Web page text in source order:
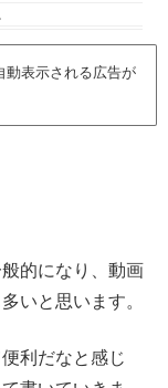
動表示される広告が
的になり、動画
いと思います。
利だなと感じ